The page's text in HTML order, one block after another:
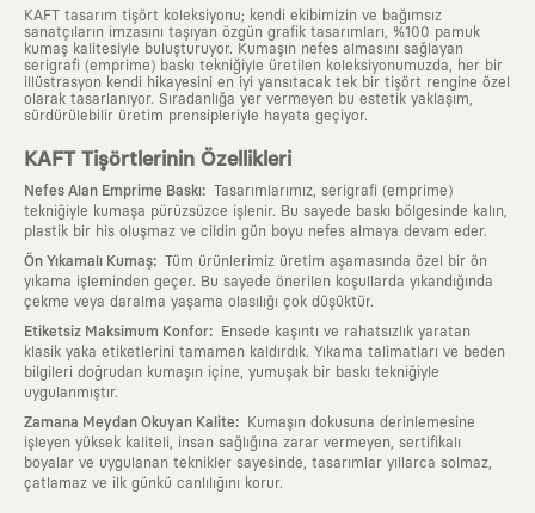
KAFT tasarım tişört koleksiyonu; kendi ekibimizin ve bağımsız
sanatçıların imzasını taşıyan özgün grafik tasarımları, %100 pamuk
kumaş kalitesiyle buluşturuyor. Kumaşın nefes almasını sağlayan
serigrafi (emprime) baskı tekniğiyle üretilen koleksiyonumuzda, her bir
illüstrasyon kendi hikayesini en iyi yansıtacak tek bir tişört rengine özel
olarak tasarlanıyor. Sıradanlığa yer vermeyen bu estetik yaklaşım,
sürdürülebilir üretim prensipleriyle hayata geçiyor.
KAFT Tişörtlerinin Özellikleri
Nefes Alan Emprime Baskı: Tasarımlarımız, serigrafi (emprime)
tekniğiyle kumaşa pürüzsüzce işlenir. Bu sayede baskı bölgesinde kalın,
plastik bir his oluşmaz ve cildin gün boyu nefes almaya devam eder.
Ön Yıkamalı Kumaş: Tüm ürünlerimiz üretim aşamasında özel bir ön
yıkama işleminden geçer. Bu sayede önerilen koşullarda yıkandığında
çekme veya daralma yaşama olasılığı çok düşüktür.
Etiketsiz Maksimum Konfor:
Ensede kaşıntı ve rahatsızlık yaratan
klasik yaka etiketlerini tamamen kaldırdık. Yıkama talimatları ve beden
bilgileri doğrudan kumaşın içine, yumuşak bir baskı tekniğiyle
uygulanmıştır.
Zamana Meydan Okuyan Kalite:
Kumaşın dokusuna derinlemesine
işleyen yüksek kaliteli, insan sağlığına zarar vermeyen, sertifikalı
boyalar ve uygulanan teknikler sayesinde, tasarımlar yıllarca solmaz,
çatlamaz ve ilk günkü canlılığını korur.